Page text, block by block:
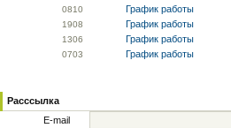
0810 График работы
1908 График работы
1306 График работы
0703 График работы
Расссылка
E-mail